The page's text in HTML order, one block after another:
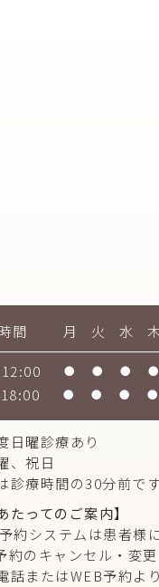
間 月 火 水
● ● ● ●
● ● ● ●
日曜診療あり
、祝日
診療時間の30分前で
たってのご案内】
約システムは患者様
約のキャンセル・変
話またはWEB予約よ